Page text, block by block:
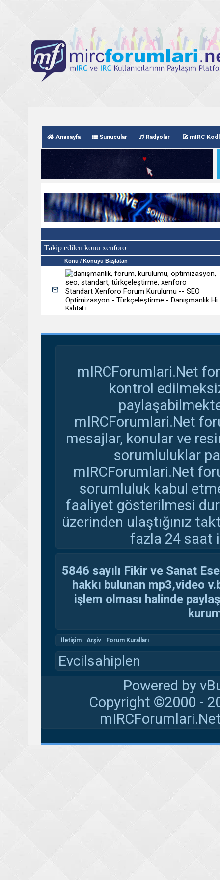
Anasayfa Sunucular Radyolar mIRC
Takip edilen konu xenforo
Konu / Konuyu Başlatan
Standart Xenforo Forum Kurulumu -- SEO
Optimizasyon - Türkçeleştirme - Danışmanlık Hi
KahtaLi
mIRCForumlari.Net
kontrol
mIRCForumlari.Net
mesajlar, konular ve
sorumluluklar
mIRCForumlari.Net
sorumluluk kabul
faaliyet gösterilmesi
üzerinden ulaştığınız
fazla 24 saat
5846 sayılı Fikir ve Sanat
hakkı bulunan mp3,video
işlem olması halinde
İletişim Arşiv Forum Kuralları
Evcilsahiplen
Powered by
Copyright ©2000 -